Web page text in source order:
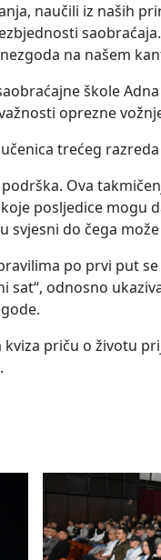
naučili iz naših
na našem
škole
oprezne
trećeg
Ova
posljedice mogu
do čega
po prvi put
sat“, odnosno
priču o životu